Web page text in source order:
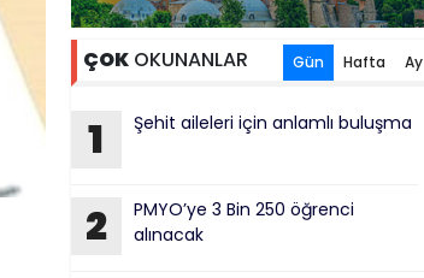
ÇOKOKUNANLAR Gün Hafta Ay
1 Şehit aileleri için anlamlı buluşma
2
PMYO’ye 3 Bin 250 öğrenci
alınacak